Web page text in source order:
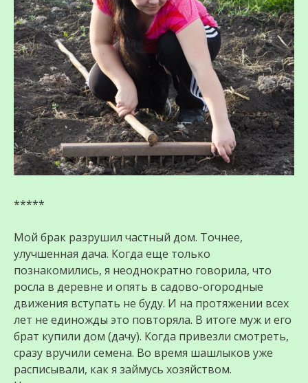
*****
Мой брак разрушил частный дом. Точнее,
улучшенная дача. Когда еще только
познакомились, я неоднократно говорила, что
росла в деревне и опять в садово-огородные
движения вступать не буду. И на протяжении всех
лет не единожды это повторяла. В итоге муж и его
брат купили дом (дачу). Когда привезли смотреть,
сразу вручили семена. Во время шашлыков уже
расписывали, как я займусь хозяйством.